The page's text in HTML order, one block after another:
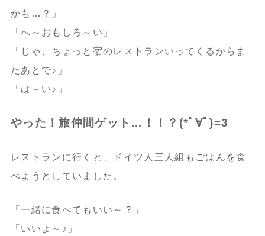
かも…？」
「へ～おもしろ～い」
「じゃ、ちょっと宿のレストランいってくるからま
たあとで♪」
「は～い♪」
やった！旅仲間ゲット…！！？(*ﾟ∀ﾟ)=3
レストランに行くと、ドイツ人三人組もごはんを食
べようとしていました。
「一緒に食べてもいい～？」
「いいよ～♪」